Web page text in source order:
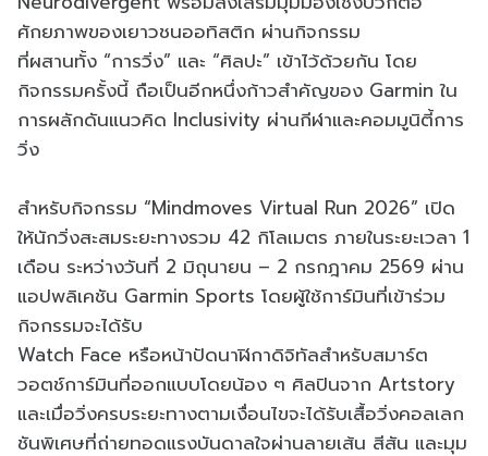
ศักยภาพของเยาวชนออทิสติก ผ่านกิจกรรม
ที่ผสานทั้ง “การวิ่ง” และ “ศิลปะ” เข้าไว้ด้วยกัน โดย
กิจกรรมครั้งนี้ ถือเป็นอีกหนึ่งก้าวสำคัญของ Garmin ใน
การผลักดันแนวคิด Inclusivity ผ่านกีฬาและคอมมูนิตี้การ
วิ่ง
สำหรับกิจกรรม “Mindmoves Virtual Run 2026” เปิด
ให้นักวิ่งสะสมระยะทางรวม 42 กิโลเมตร ภายในระยะเวลา 1
เดือน ระหว่างวันที่ 2 มิถุนายน – 2 กรกฎาคม 2569 ผ่าน
แอปพลิเคชัน Garmin Sports โดยผู้ใช้การ์มินที่เข้าร่วม
กิจกรรมจะได้รับ
Watch Face หรือหน้าปัดนาฬิกาดิจิทัลสำหรับสมาร์ต
วอตช์การ์มินที่ออกแบบโดยน้อง ๆ ศิลปินจาก Artstory
และเมื่อวิ่งครบระยะทางตามเงื่อนไขจะได้รับเสื้อวิ่งคอลเลก
ชันพิเศษที่ถ่ายทอดแรงบันดาลใจผ่านลายเส้น สีสัน และมุม